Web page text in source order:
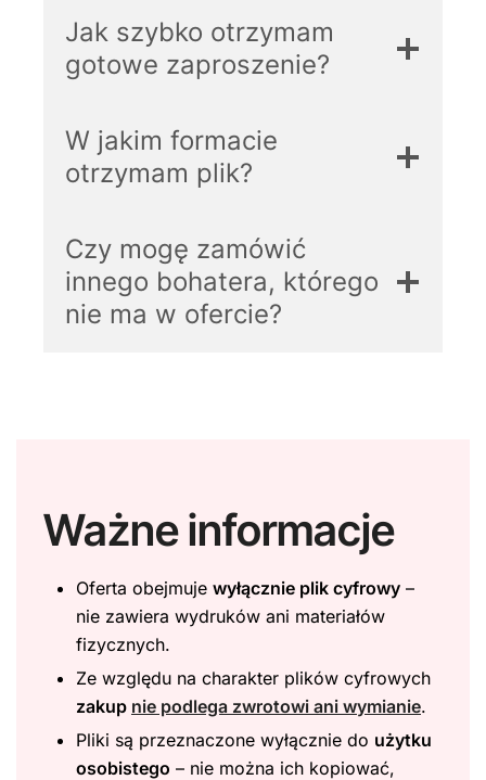
Jak szybko otrzymam
gotowe zaproszenie?
W jakim formacie
otrzymam plik?
Czy mogę zamówić
innego bohatera, którego
nie ma w ofercie?
Ważne informacje
Oferta obejmuje wyłącznie plik cyfrowy –
nie zawiera wydruków ani materiałów
fizycznych.
Ze względu na charakter plików cyfrowych
zakup nie podlega zwrotowi ani wymianie.
Pliki są przeznaczone wyłącznie do użytku
osobistego – nie można ich kopiować,